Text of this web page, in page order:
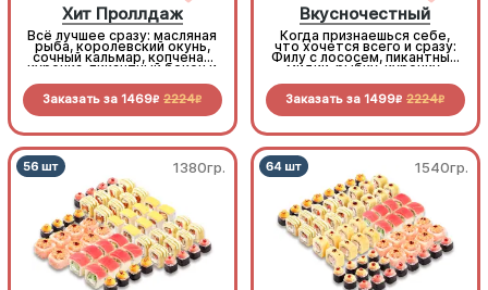
Хит Проллдаж
Всё лучшее сразу: масляная
рыба, королевский окунь,
сочный кальмар, копченая
курочка, пикантный бекон и
хиты среди роллов
Заказать за 1469R 2224R
Вкусночестный
Когда признаешься себе,
что хочется всего и сразу:
Филу с лососем, пикантные
мидии, рыбку, курочку,
Честно, вкусно, по очень
выгодной цене
Заказать за 1499R 2224R
1380гр. 1540гр.